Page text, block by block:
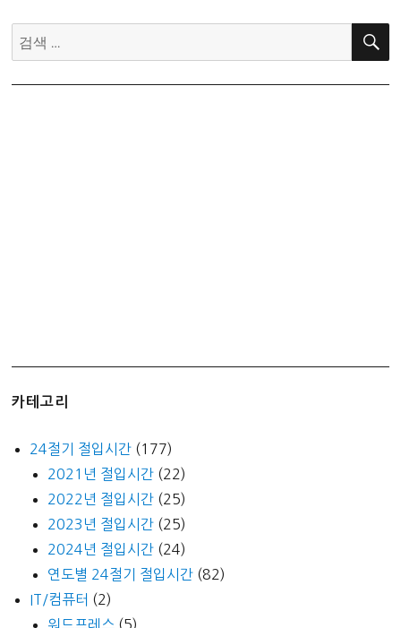
검
색:
검
카테고리
24절기 절입시간 (177)
2021년 절입시간 (22)
2022년 절입시간 (25)
2023년 절입시간 (25)
2024년 절입시간 (24)
연도별 24절기 절입시간 (82)
IT/컴퓨터 (2)
워드프레스 (5)